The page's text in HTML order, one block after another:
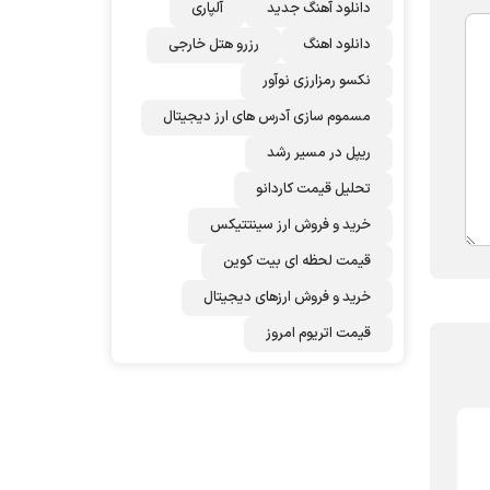
دانلود آهنگ جدید
آلپاری
دانلود اهنگ
رزرو هتل خارجی
نکسو رمزارزی نوآور
مسموم سازی آدرس های ارز دیجیتال
ریپل در مسیر رشد
تحلیل قیمت کاردانو
خرید و فروش ارز سینتتیکس
قیمت لحظه ای بیت کوین
خرید و فروش ارزهای دیجیتال
قیمت اتریوم امروز